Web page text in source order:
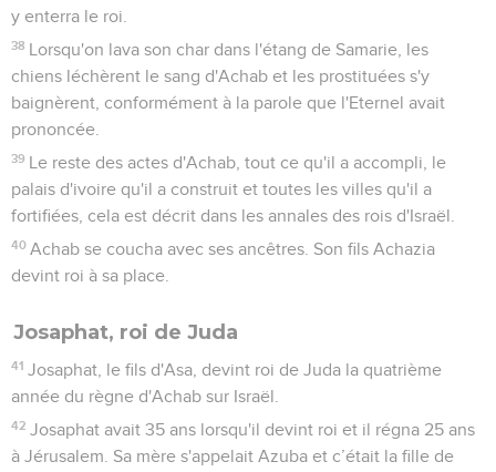
y enterra le roi.
38 Lorsqu'on lava son char dans l'étang de Samarie, les
chiens léchèrent le sang d'Achab et les prostituées s'y
baignèrent, conformément à la parole que l'Eternel avait
prononcée.
39 Le reste des actes d'Achab, tout ce qu'il a accompli, le
palais d'ivoire qu'il a construit et toutes les villes qu'il a
fortifiées, cela est décrit dans les annales des rois d'Israël.
40 Achab se coucha avec ses ancêtres. Son fils Achazia
devint roi à sa place.
Josaphat, roi de Juda
41 Josaphat, le fils d'Asa, devint roi de Juda la quatrième
année du règne d'Achab sur Israël.
42 Josaphat avait 35 ans lorsqu'il devint roi et il régna 25 ans
à Jérusalem. Sa mère s'appelait Azuba et c’était la fille de